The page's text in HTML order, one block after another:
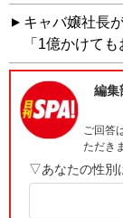
キャバ嬢社長
「1億かけて